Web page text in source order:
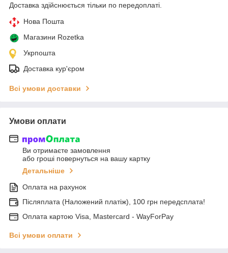
Доставка здійснюється тільки по передоплаті.
Нова Пошта
Магазини Rozetka
Укрпошта
Доставка кур'єром
Всі умови доставки
Умови оплати
Ви отримаєте замовлення
або гроші повернуться на вашу картку
Детальніше
Оплата на рахунок
Післяплата (Наложений платіж), 100 грн передсплата!
Оплата картою Visa, Mastercard - WayForPay
Всі умови оплати